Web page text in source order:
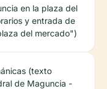
en la plaza del
y entrada de
del mercado")
(texto
de Maguncia -